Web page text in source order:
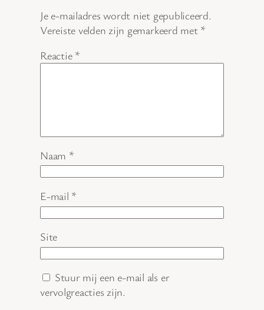
Je e-mailadres wordt niet gepubliceerd.
Vereiste velden zijn gemarkeerd met *
Reactie *
Naam *
E-mail *
Site
Stuur mij een e-mail als er
vervolgreacties zijn.